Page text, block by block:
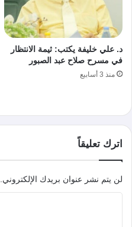
د. علي خليفة يكتب: ثيمة الانتظار
في مسرح صلاح عبد الصبور
منذ 3 أسابيع
اترك تعليقاً
لن يتم نشر عنوان بريدك الإلكتروني.